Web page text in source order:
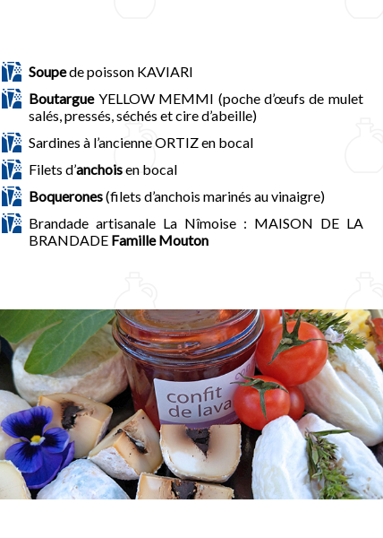
Soupede poisson KAVIARI
BoutargueYELLOW MEMMI (poche d’œufs de mulet
salés, pressés, séchés et cire d’abeille)
Sardines à l’ancienne ORTIZ en bocal
Filets d’anchoisen bocal
Boquerones(filets d’anchois marinés au vinaigre)
Brandade artisanale La Nîmoise : MAISON DE LA
BRANDADE Famille Mouton